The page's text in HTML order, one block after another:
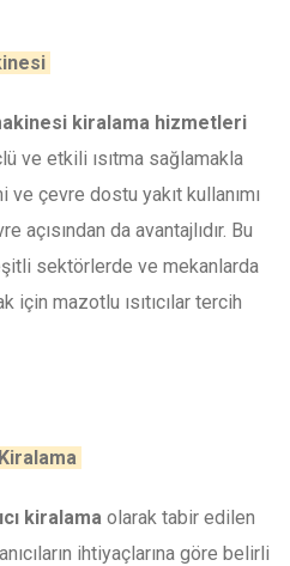
kiralama hizmetleri
ve etkili ısıtma sağlamakla
çevre dostu yakıt kullanımı
da avantajlıdır. Bu
sektörlerde ve mekanlarda
için mazotlu ısıtıcılar tercih
kiralama olarak tabir edilen
ihtiyaçlarına göre belirli